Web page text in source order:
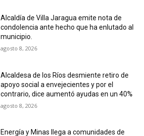
Alcaldía de Villa Jaragua emite nota de
condolencia ante hecho que ha enlutado al
municipio.
agosto 8, 2026
Alcaldesa de los Ríos desmiente retiro de
apoyo social a envejecientes y por el
contrario, dice aumentó ayudas en un 40%
agosto 8, 2026
Energía y Minas llega a comunidades de